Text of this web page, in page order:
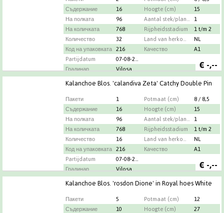
Съдержание
16 Hoogte (cm)
15
На полката
96
1
На количката
768 Rijpheidsstadium
1 t/m 2
Количество
32
NL
Код на упаковката
216 Качество
A1
Partijdatum
Градинар
Vilosa € -,--
Kalanchoe Blos. 'calandiva Zeta' Catchy Double Pin
Пакети 1 Potmaat (cm)
8 / 8,5
Съдержание
16 Hoogte (cm)
15
На полката
96
1
На количката
768 Rijpheidsstadium
1 t/m 2
Количество
16
NL
Код на упаковката
216 Качество
A1
Partijdatum
Градинар
Vilosa € -,--
Kalanchoe Blos. 'rosdon Dione' in Royal hoes White
Пакети 5 Potmaat (cm)
12
Съдержание
10 Hoogte (cm)
27